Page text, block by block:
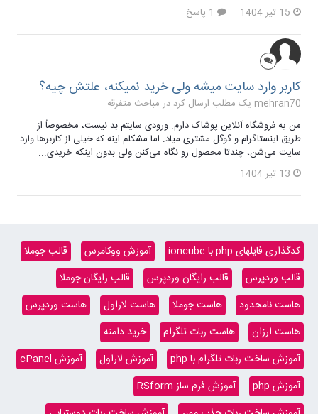
15 تیر 1404
کاربر وارد سایت میشه ولی خرید نمیکنه، علتش چیه؟
mehran70 یک مطلب ارسال کرد در
مباحث متفرقه
من یه فروشگاه آنلاین پوشاک دارم. ورودی سایتم بد نیست، مخصوصاً از
طریق اینستاگرام و گوگل مشتری میاد. اما مشکلم اینه که خیلی از کاربرها وارد
سایت می‌شن، چندتا محصول رو نگاه می‌کنن ولی بدون اینکه خریدی...
13 تیر 1404
کدگذاری فایلهای php با ioncube آموزش ووکامرس
قالب جوملا
قالب وردپرس
قالب رایگان وردپرس
قالب رایگان جوملا
هاست نامحدود
هاست جوملا هاست لاراول
هاست وردپرس
هاست ارزان
هاست ربات تلگرام
خرید دامنه
آموزش ساخت ربات تلگرام با php
آموزش لاراول
آموزش cPanel
آموزش php
آموزش فرم ساز RSform